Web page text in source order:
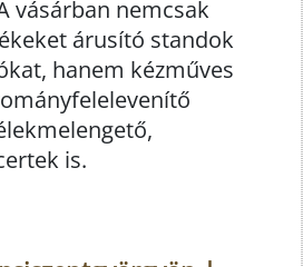
vásárban nemcsak
árusító standok
hanem kézműves
is.